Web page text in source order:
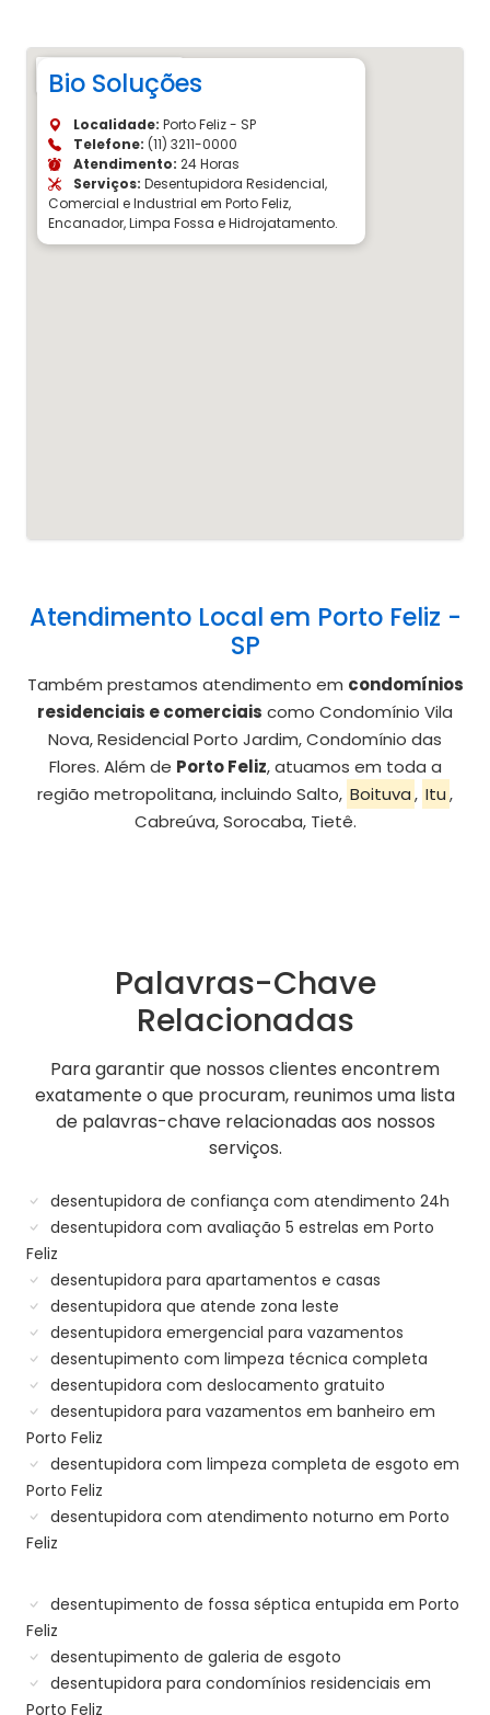
Bio Soluções
Localidade: Porto Feliz - SP
Telefone: (11) 3211-0000
Atendimento: 24 Horas
Serviços: Desentupidora Residencial,
Comercial e Industrial em Porto Feliz,
Encanador, Limpa Fossa e Hidrojatamento.
Atendimento Local em Porto Feliz -
SP
Também prestamos atendimento em condomínios
residenciais e comerciais como Condomínio Vila
Nova, Residencial Porto Jardim, Condomínio das
Flores. Além de Porto Feliz, atuamos em toda a
região metropolitana, incluindo Salto, Boituva, Itu,
Cabreúva, Sorocaba, Tietê.
Palavras-Chave
Relacionadas
Para garantir que nossos clientes encontrem
exatamente o que procuram, reunimos uma lista
de palavras-chave relacionadas aos nossos
serviços.
desentupidora de confiança com atendimento 24h
desentupidora com avaliação 5 estrelas em Porto
Feliz
desentupidora para apartamentos e casas
desentupidora que atende zona leste
desentupidora emergencial para vazamentos
desentupimento com limpeza técnica completa
desentupidora com deslocamento gratuito
desentupidora para vazamentos em banheiro em
Porto Feliz
desentupidora com limpeza completa de esgoto em
Porto Feliz
desentupidora com atendimento noturno em Porto
Feliz
desentupimento de fossa séptica entupida em Porto
Feliz
desentupimento de galeria de esgoto
desentupidora para condomínios residenciais em
Porto Feliz